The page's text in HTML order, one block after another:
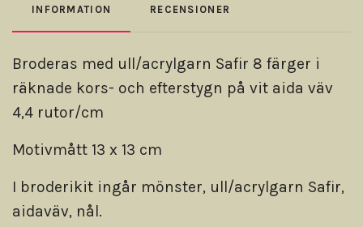
INFORMATION RECENSIONER
Broderas med ull/acrylgarn Safir 8 färger i
räknade kors- och efterstygn på vit aida väv
4,4 rutor/cm
Motivmått 13 x 13 cm
I broderikit ingår mönster, ull/acrylgarn Safir,
aidaväv, nål.